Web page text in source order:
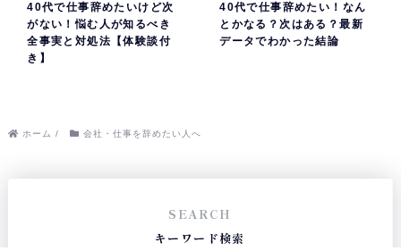
40代で仕事辞めたいけど次
がない！悩む人が知るべき
全事実と対処法【体験談付
き】
40代で仕事辞めたい！なん
とかなる？次はある？最新
データでわかった結論
ホーム / 会社・仕事を辞めたい人へ
SEARCH
キーワード検索